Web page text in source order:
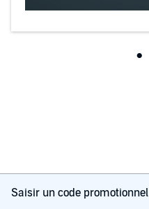
Saisir un code promotionnel